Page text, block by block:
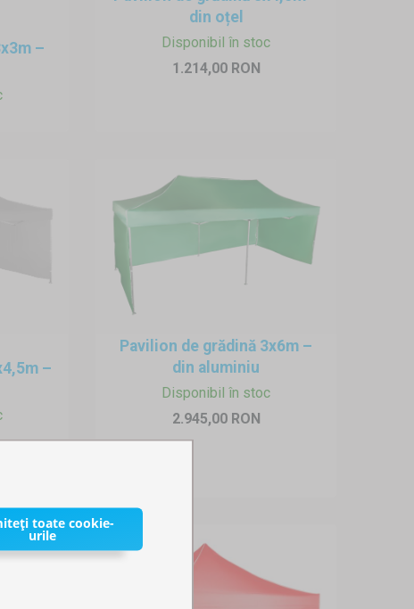
După pliere, intră ușor
uscarea prelatei de
–
din oțel
Disponibil în stoc
1.214,00 RON
–
Pavilion de grădină 3x6m –
din aluminiu
Disponibil în stoc
2.945,00 RON
toate cookie-
urile